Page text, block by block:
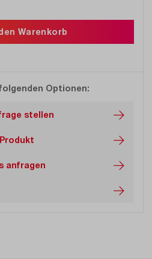
Warenkorb
Optionen:
stellen
anfragen